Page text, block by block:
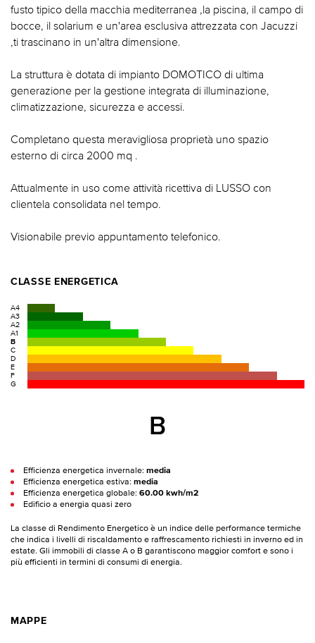
fusto tipico della macchia mediterranea ,la piscina, il campo di
bocce, il solarium e un'area esclusiva attrezzata con Jacuzzi
,ti trascinano in un'altra dimensione.
La struttura è dotata di impianto DOMOTICO di ultima
generazione per la gestione integrata di illuminazione,
climatizzazione, sicurezza e accessi.
Completano questa meravigliosa proprietà uno spazio
esterno di circa 2000 mq .
Attualmente in uso come attività ricettiva di LUSSO con
clientela consolidata nel tempo.
Visionabile previo appuntamento telefonico.
CLASSE ENERGETICA
A4
A3
A2
A1
B
C
D
E
F
G
B
Efficienza energetica invernale: media
Efficienza energetica estiva: media
Efficienza energetica globale: 60.00 kwh/m2
Edificio a energia quasi zero
La classe di Rendimento Energetico è un indice delle performance termiche
che indica i livelli di riscaldamento e raffrescamento richiesti in inverno ed in
estate. Gli immobili di classe A o B garantiscono maggior comfort e sono i
più efficienti in termini di consumi di energia.
MAPPE